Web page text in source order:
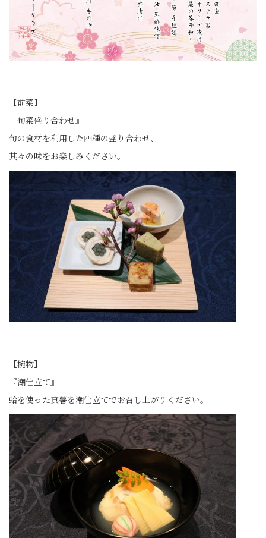
【前菜】
『旬菜盛り合わせ』
旬の食材を利用した四種の盛り合わせ、
其々の味をお楽しみください。
【椀物】
『潮仕立て』
蛤を使った真薯を潮仕立てでお召し上がりください。